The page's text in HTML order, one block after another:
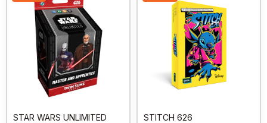
STAR WARS UNLIMITED
STITCH 626